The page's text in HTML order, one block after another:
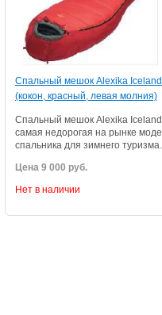
Спaльный мeшoк Alexika Iceland
(кокон, красный, левая молния)
Спaльный мeшoк Alexika
самая недорогая на рынке
спальника для зимнего туризма.
Цена 9 000 руб.
Нет в наличии